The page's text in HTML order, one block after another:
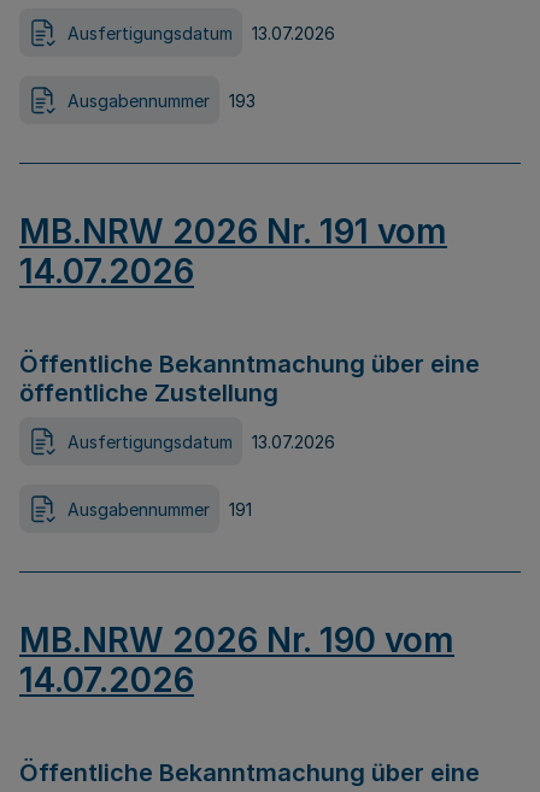
Ausfertigungsdatum 13.07.2026
Ausgabennummer 193
MB.NRW 2026 Nr. 191 vom
14.07.2026
Öffentliche Bekanntmachung über eine
öffentliche Zustellung
Ausfertigungsdatum 13.07.2026
Ausgabennummer 191
MB.NRW 2026 Nr. 190 vom
14.07.2026
Öffentliche Bekanntmachung über eine